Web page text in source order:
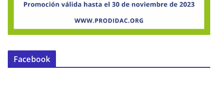
Facebook